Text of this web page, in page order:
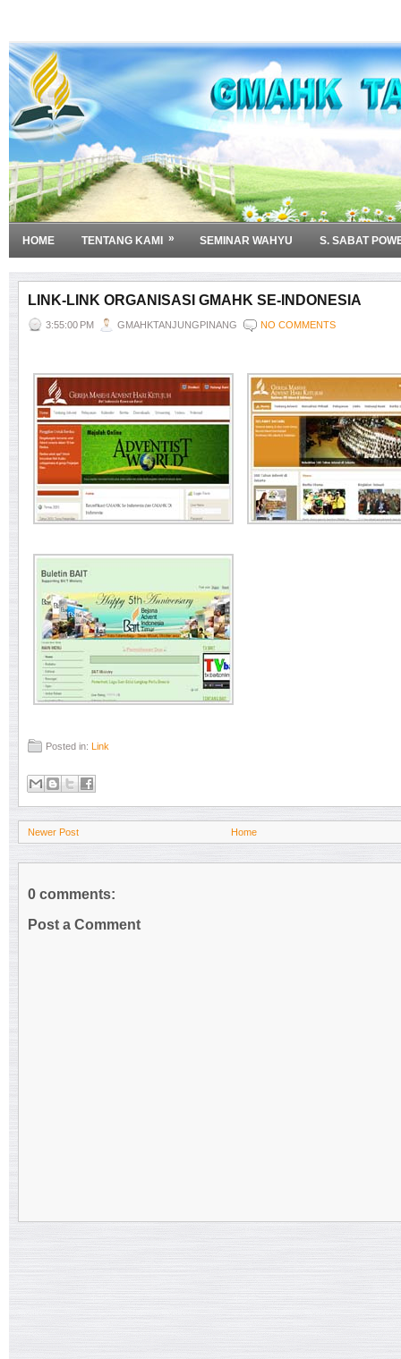
HOME TENTANG KAMI » SEMINAR WAHYU S. SABAT
LINK-LINK ORGANISASI GMAHK SE-INDONESIA
3:55:00 PM GMAHKTANJUNGPINANG NO COMMENTS
Posted in: Link
Newer Post Home
0 comments:
Post a Comment